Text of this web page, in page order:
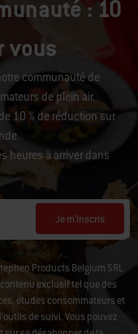
: 10
vous
communauté de
de plein air.
10 % de réduction sur
heures à arriver dans
Je m'inscris
Products Belgium SRL
exclusif tel que des
études consommateurs et